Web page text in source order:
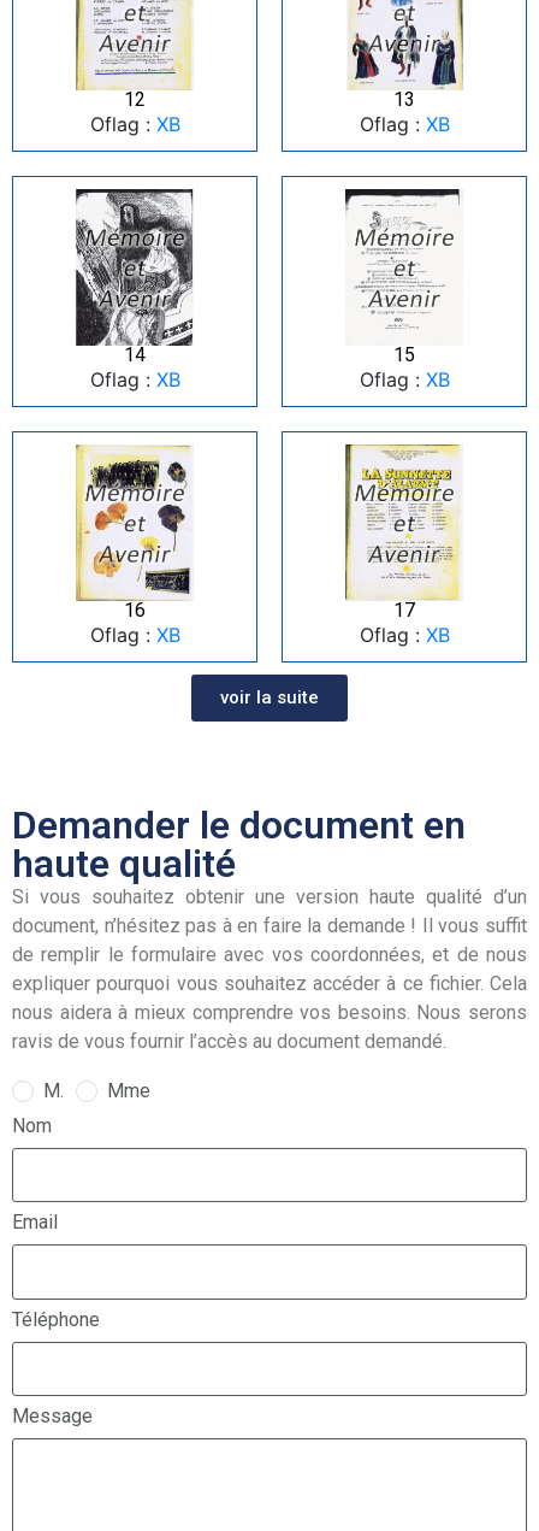
12
Oflag : XB
13
Oflag : XB
14
Oflag : XB
15
Oflag : XB
16
Oflag : XB
17
Oflag : XB
voir la suite
Demander le document en
haute qualité
Si vous souhaitez obtenir une version haute qualité d’un
document, n’hésitez pas à en faire la demande ! Il vous suffit
de remplir le formulaire avec vos coordonnées, et de nous
expliquer pourquoi vous souhaitez accéder à ce fichier. Cela
nous aidera à mieux comprendre vos besoins. Nous serons
ravis de vous fournir l’accès au document demandé.
M.
Mme
Nom
Email
Téléphone
Message